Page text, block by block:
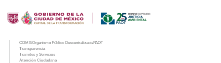
CDMX/Organismo Público Descentralizado/PAOT
Transparencia
Trámites y Servicios
Atención Ciudadana